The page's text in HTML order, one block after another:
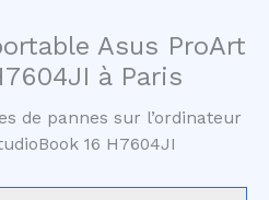
Asus ProArt
à Paris
de pannes sur l’ordinateur
16 H7604JI